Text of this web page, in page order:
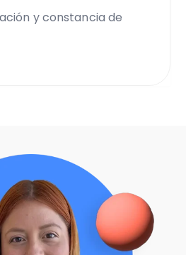
y constancia de